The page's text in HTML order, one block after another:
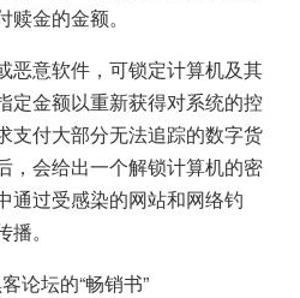
金的金额。
恶意软件，可锁定计算机及其
定金额以重新获得对系统的控
支付大部分无法追踪的数字货
，会给出一个解锁计算机的密
通过受感染的网站和网络钓
。
论坛的“畅销书”